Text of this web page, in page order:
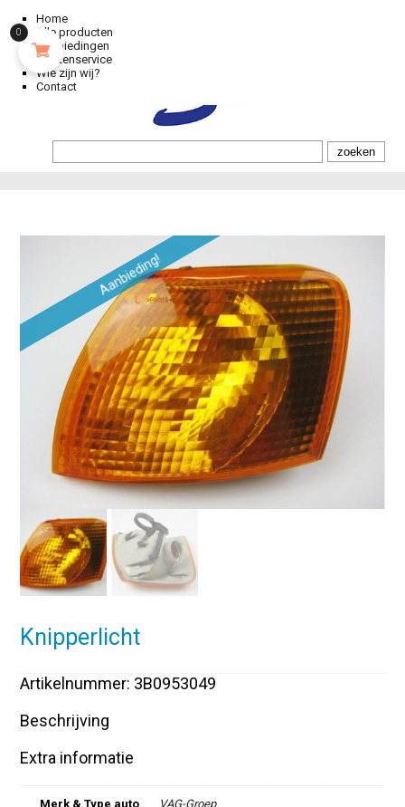
Home
Alle producten
Aanbiedingen
Klantenservice
Wie zijn wij?
Contact
Aanbieding!
Knipperlicht
Artikelnummer: 3B0953049
Beschrijving
Extra informatie
Merk & Type auto VAG-Groep
0